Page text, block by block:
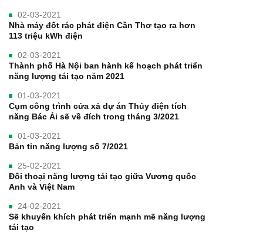
02-03-2021
Nhà máy đốt rác phát điện Cần Thơ tạo ra hơn
113 triệu kWh điện
02-03-2021
Thành phố Hà Nội ban hành kế hoạch phát triển
năng lượng tái tạo năm 2021
01-03-2021
Cụm công trình cửa xả dự án Thủy điện tích
năng Bác Ái sẽ về đích trong tháng 3/2021
01-03-2021
Bản tin năng lượng số 7/2021
25-02-2021
Đối thoại năng lượng tái tạo giữa Vương quốc
Anh và Việt Nam
24-02-2021
Sẽ khuyến khích phát triển mạnh mẽ năng lượng
tái tạo